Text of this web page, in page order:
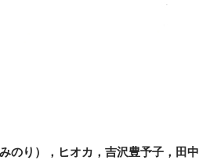
のり），ヒオカ，吉沢豊予子，田中